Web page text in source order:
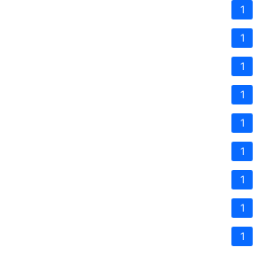
1
1
1
1
1
1
1
1
1